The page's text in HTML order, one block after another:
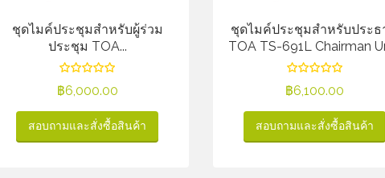
ชุดไมค์ประชุมสำหรับผู้ร่วม
ประชุม TOA...
฿6,000.00
สอบถามและสั่งซื้อสินค้า
ชุดไมค์ประชุมสำหรับประธ
TOA TS-691L Chairman
฿6,100.00
สอบถามและสั่งซื้อสินค้า